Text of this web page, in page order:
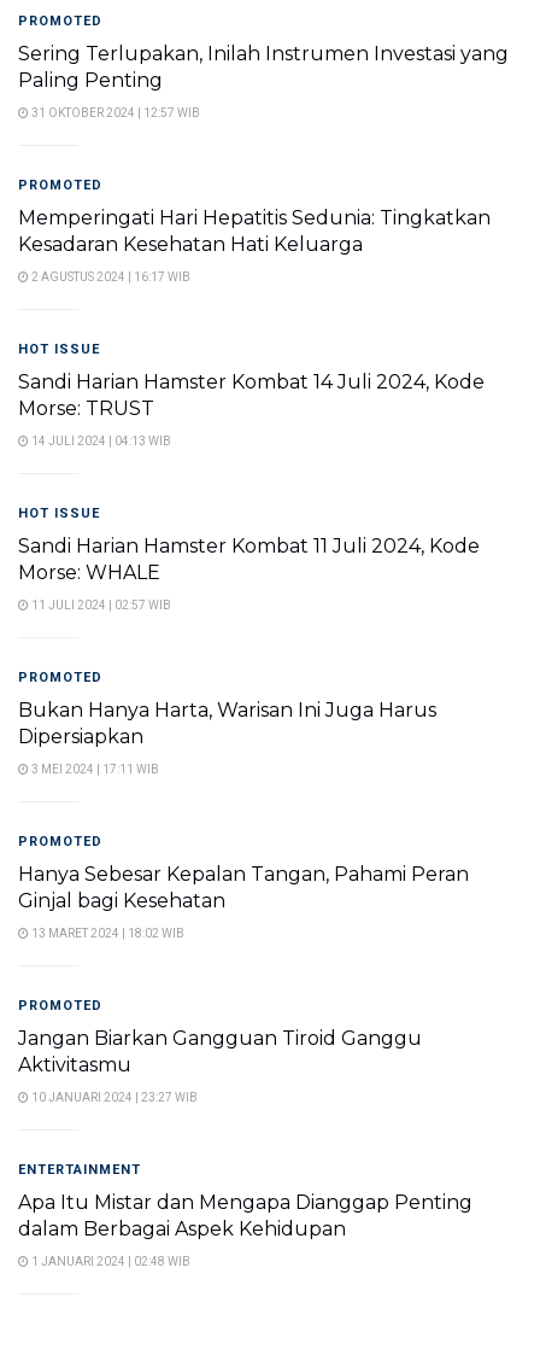
PROMOTED
Sering Terlupakan, Inilah Instrumen Investasi yang
Paling Penting
31 OKTOBER 2024 | 12:57 WIB
PROMOTED
Memperingati Hari Hepatitis Sedunia: Tingkatkan
Kesadaran Kesehatan Hati Keluarga
2 AGUSTUS 2024 | 16:17 WIB
HOT ISSUE
Sandi Harian Hamster Kombat 14 Juli 2024, Kode
Morse: TRUST
14 JULI 2024 | 04:13 WIB
HOT ISSUE
Sandi Harian Hamster Kombat 11 Juli 2024, Kode
Morse: WHALE
11 JULI 2024 | 02:57 WIB
PROMOTED
Bukan Hanya Harta, Warisan Ini Juga Harus
Dipersiapkan
3 MEI 2024 | 17:11 WIB
PROMOTED
Hanya Sebesar Kepalan Tangan, Pahami Peran
Ginjal bagi Kesehatan
13 MARET 2024 | 18:02 WIB
PROMOTED
Jangan Biarkan Gangguan Tiroid Ganggu
Aktivitasmu
10 JANUARI 2024 | 23:27 WIB
ENTERTAINMENT
Apa Itu Mistar dan Mengapa Dianggap Penting
dalam Berbagai Aspek Kehidupan
1 JANUARI 2024 | 02:48 WIB